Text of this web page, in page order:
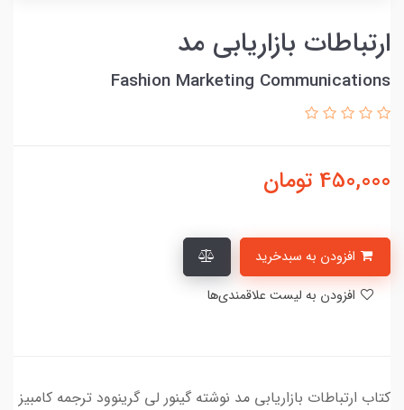
ارتباطات بازاریابی مد
Fashion Marketing Communications
450,000 تومان
کتاب ارتباطات بازاریابی مد نوشته گینور لی گرینوود ترجمه کامبیز